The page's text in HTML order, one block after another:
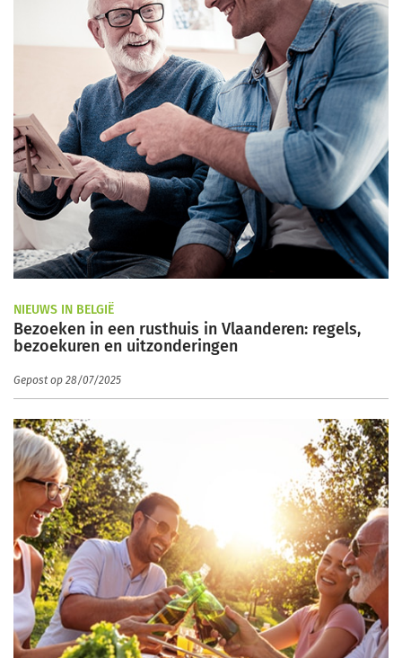
NIEUWS IN BELGIË
Bezoeken in een rusthuis in Vlaanderen: regels,
bezoekuren en uitzonderingen
Gepost op 28/07/2025